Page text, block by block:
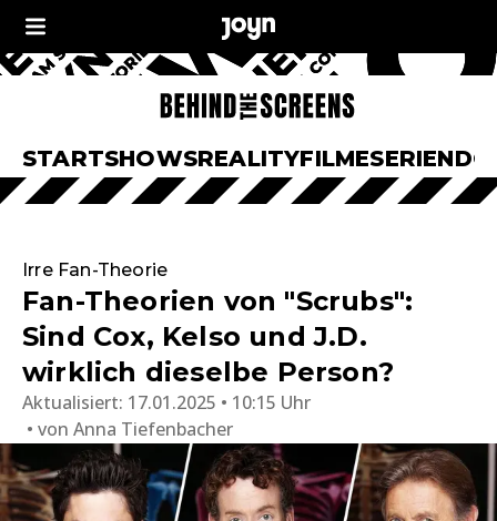
STARTSHOWSREALITYFILMESERIEN
Irre Fan-Theorie
Fan-Theorien von "Scrubs":
Sind Cox, Kelso und J.D.
wirklich dieselbe Person?
Aktualisiert: 17.01.2025 • 10:15 Uhr
von Anna Tiefenbacher